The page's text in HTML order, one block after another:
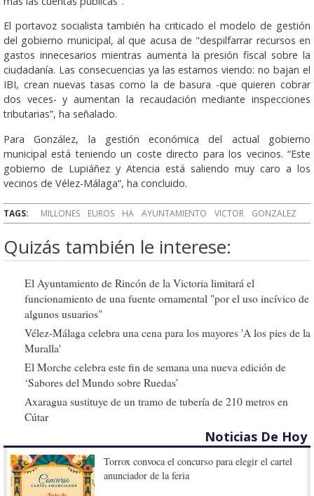
El portavoz socialista también ha criticado el modelo de gestión
del gobierno municipal, al que acusa de "despilfarrar recursos en
gastos innecesarios mientras aumenta la presión fiscal sobre la
ciudadanía. Las consecuencias ya las estamos viendo: no bajan el
IBI, crean nuevas tasas como la de basura -que quieren cobrar
dos veces- y aumentan la recaudación mediante inspecciones
tributarias”, ha señalado.
Para González, la gestión económica del actual gobierno
municipal está teniendo un coste directo para los vecinos. “Este
gobierno de Lupiáñez y Atencia está saliendo muy caro a los
vecinos de Vélez-Málaga”, ha concluido.
TAGS: MILLONES EUROS HA AYUNTAMIENTO VICTOR GONZALEZ
Quizás también le interese:
El Ayuntamiento de Rincón de la Victoria limitará el
funcionamiento de una fuente ornamental "por el uso incívico de
algunos usuarios"
Vélez-Málaga celebra una cena para los mayores 'A los pies de la
Muralla'
El Morche celebra este fin de semana una nueva edición de
‘Sabores del Mundo sobre Ruedas’
Axaragua sustituye de un tramo de tubería de 210 metros en
Cútar
Noticias De Hoy
Torrox convoca el concurso para elegir el cartel
anunciador de la feria